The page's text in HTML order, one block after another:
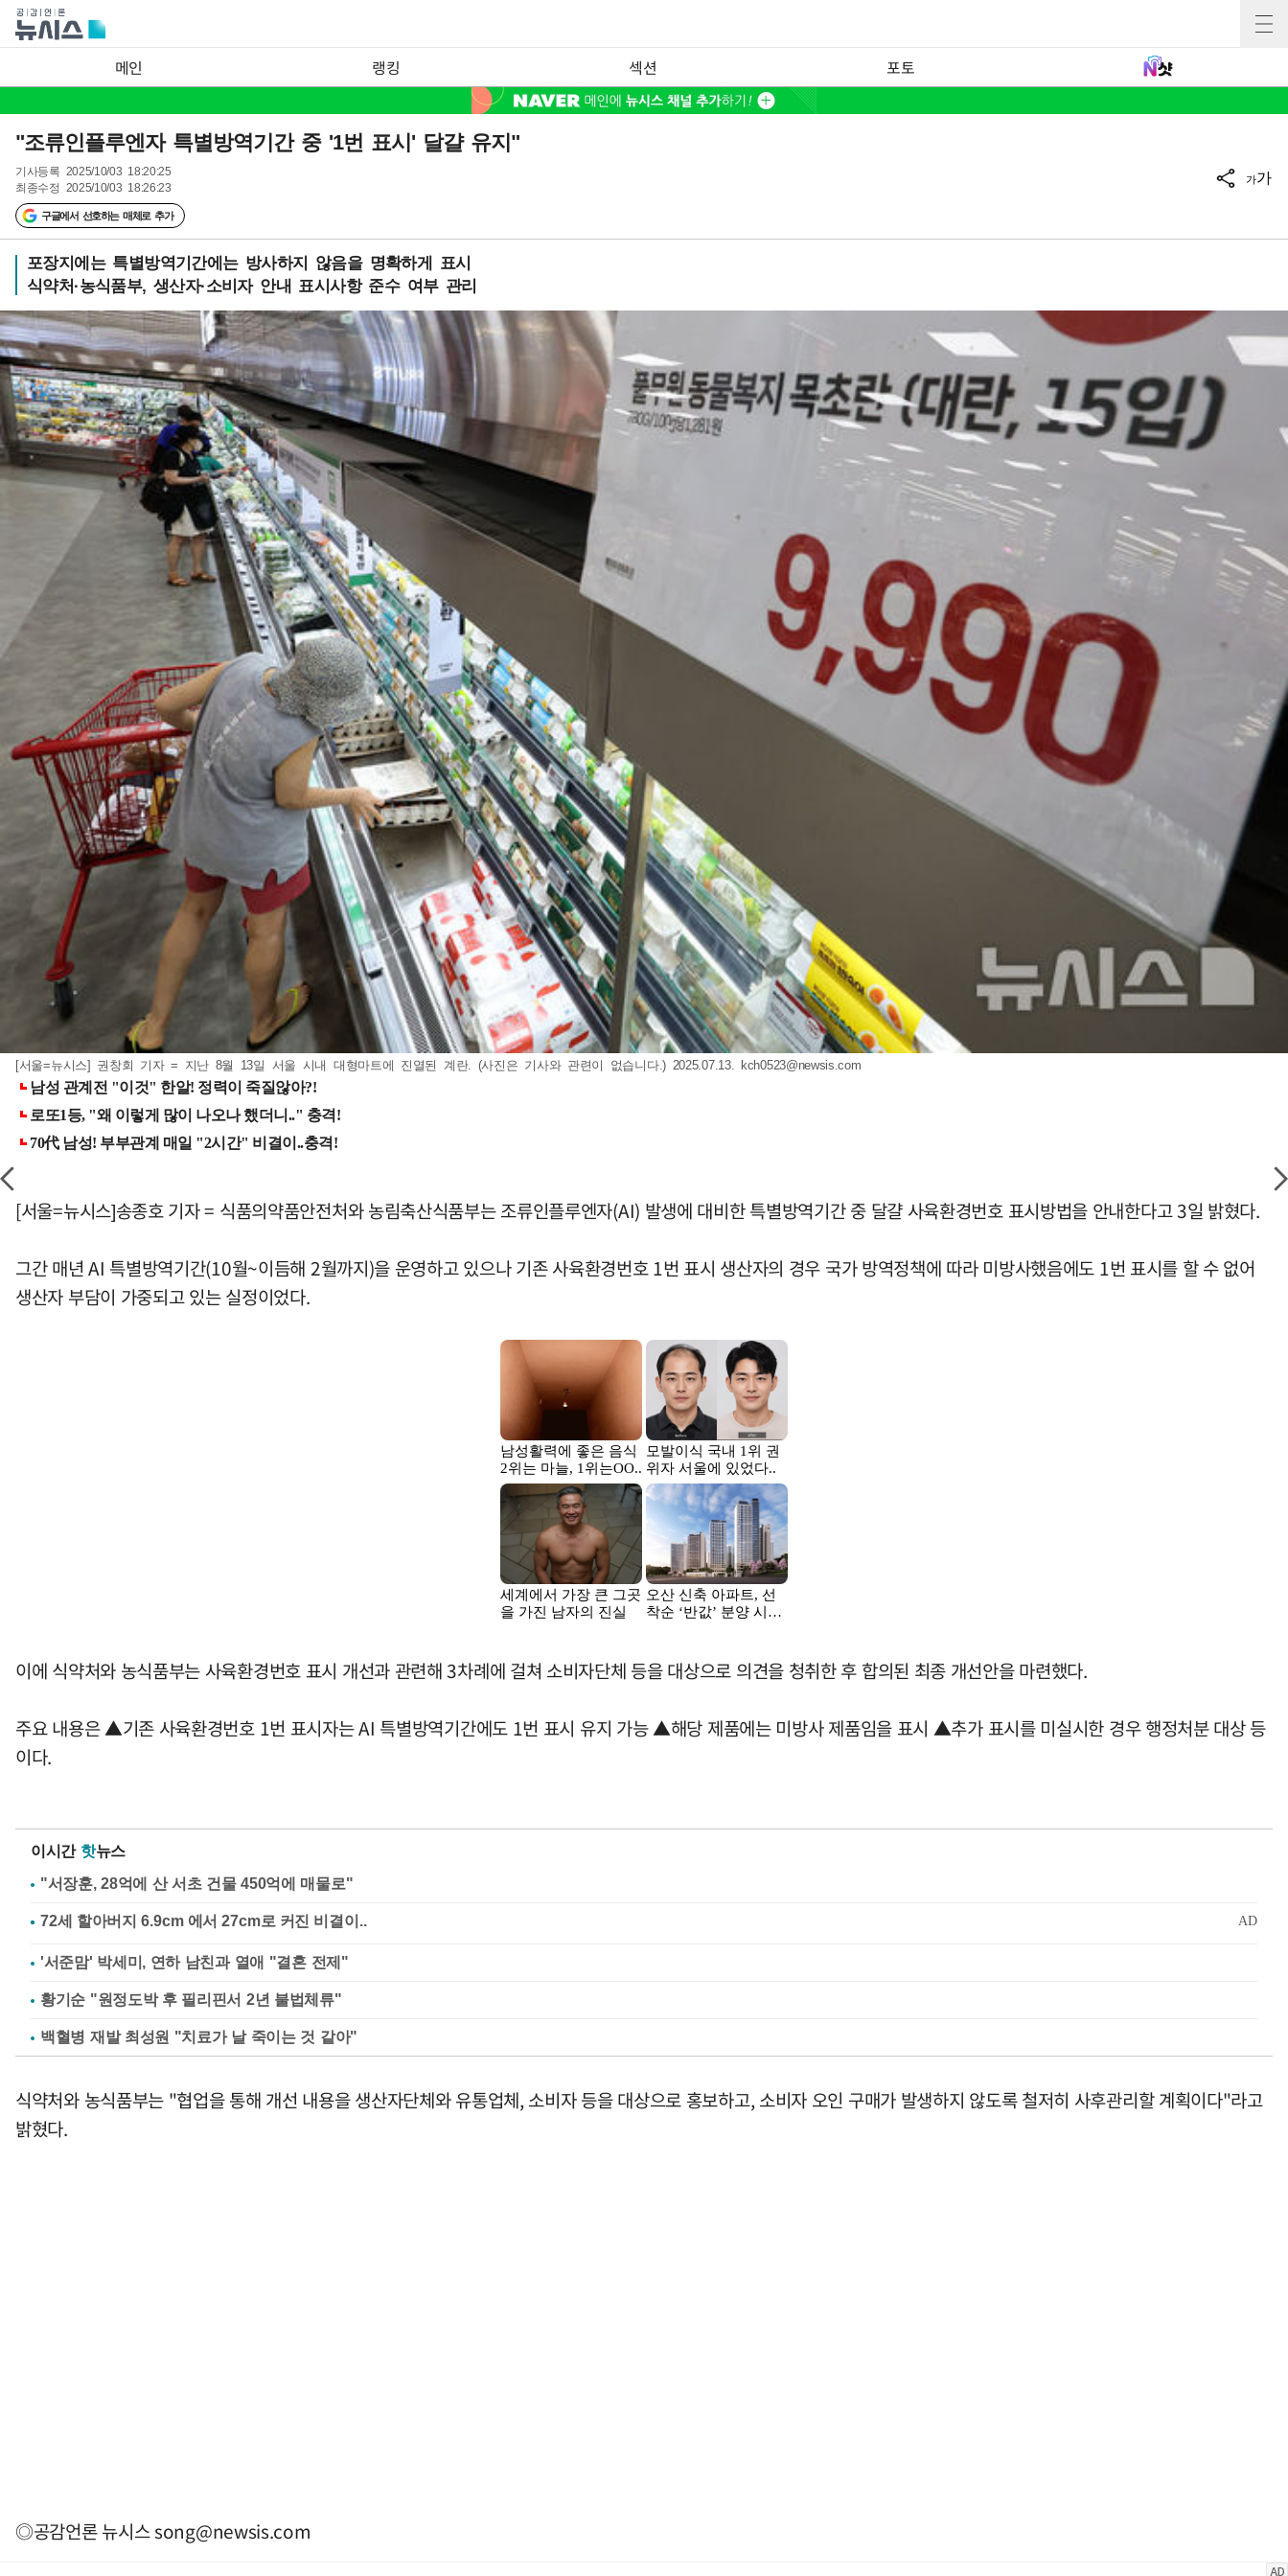
메인 랭킹 섹션 포토
"조류인플루엔자 특별방역기간 중 '1번 표시' 달걀 유지"
기사등록 2025/10/03 18:20:25
최종수정 2025/10/03 18:26:23
구글에서 선호하는 매체로 추가
가가
포장지에는 특별방역기간에는 방사하지 않음을 명확하게 표시
식약처·농식품부, 생산자·소비자 안내 표시사항 준수 여부 관리
[서울=뉴시스] 권창회 기자 = 지난 8월 13일 서울 시내 대형마트에 진열된 계란. (사진은 기사와 관련이 없습니다.) 2025.07.13. kch0523@newsis.com
[서울=뉴시스]송종호 기자 = 식품의약품안전처와 농림축산식품부는 조류인플루엔자(AI) 발생에 대비한 특별방역기간 중 달걀 사육환경번호 표시방법을 안내한다고 3일 밝혔다.
그간 매년 AI 특별방역기간(10월~이듬해 2월까지)을 운영하고 있으나 기존 사육환경번호 1번 표시 생산자의 경우 국가 방역정책에 따라 미방사했음에도 1번 표시를 할 수 없어
생산자 부담이 가중되고 있는 실정이었다.
이에 식약처와 농식품부는 사육환경번호 표시 개선과 관련해 3차례에 걸쳐 소비자단체 등을 대상으로 의견을 청취한 후 합의된 최종 개선안을 마련했다.
주요 내용은 ▲기존 사육환경번호 1번 표시자는 AI 특별방역기간에도 1번 표시 유지 가능 ▲해당 제품에는 미방사 제품임을 표시 ▲추가 표시를 미실시한 경우 행정처분 대상 등
이다.
이시간 핫뉴스
"서장훈, 28억에 산 서초 건물 450억에 매물로"
'서준맘' 박세미, 연하 남친과 열애 "결혼 전제"
황기순 "원정도박 후 필리핀서 2년 불법체류"
백혈병 재발 최성원 "치료가 날 죽이는 것 같아"
식약처와 농식품부는 "협업을 통해 개선 내용을 생산자단체와 유통업체, 소비자 등을 대상으로 홍보하고, 소비자 오인 구매가 발생하지 않도록 철저히 사후관리할 계획이다"라고
밝혔다.
◎공감언론 뉴시스song@newsis.com